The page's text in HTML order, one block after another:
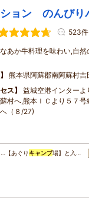
ョン のんびり
523件
あか牛料理を味わい,自
熊本県阿蘇郡南阿蘇村
ス
益城空港インター
村へ,熊本ＩＣより５７
（８/27)
…【あぐり キャンプ場】と入…